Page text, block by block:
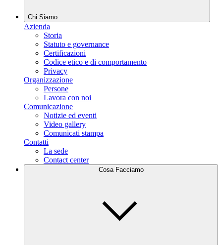
Chi Siamo
Azienda
Storia
Statuto e governance
Certificazioni
Codice etico e di comportamento
Privacy
Organizzazione
Persone
Lavora con noi
Comunicazione
Notizie ed eventi
Video gallery
Comunicati stampa
Contatti
La sede
Contact center
Cosa Facciamo